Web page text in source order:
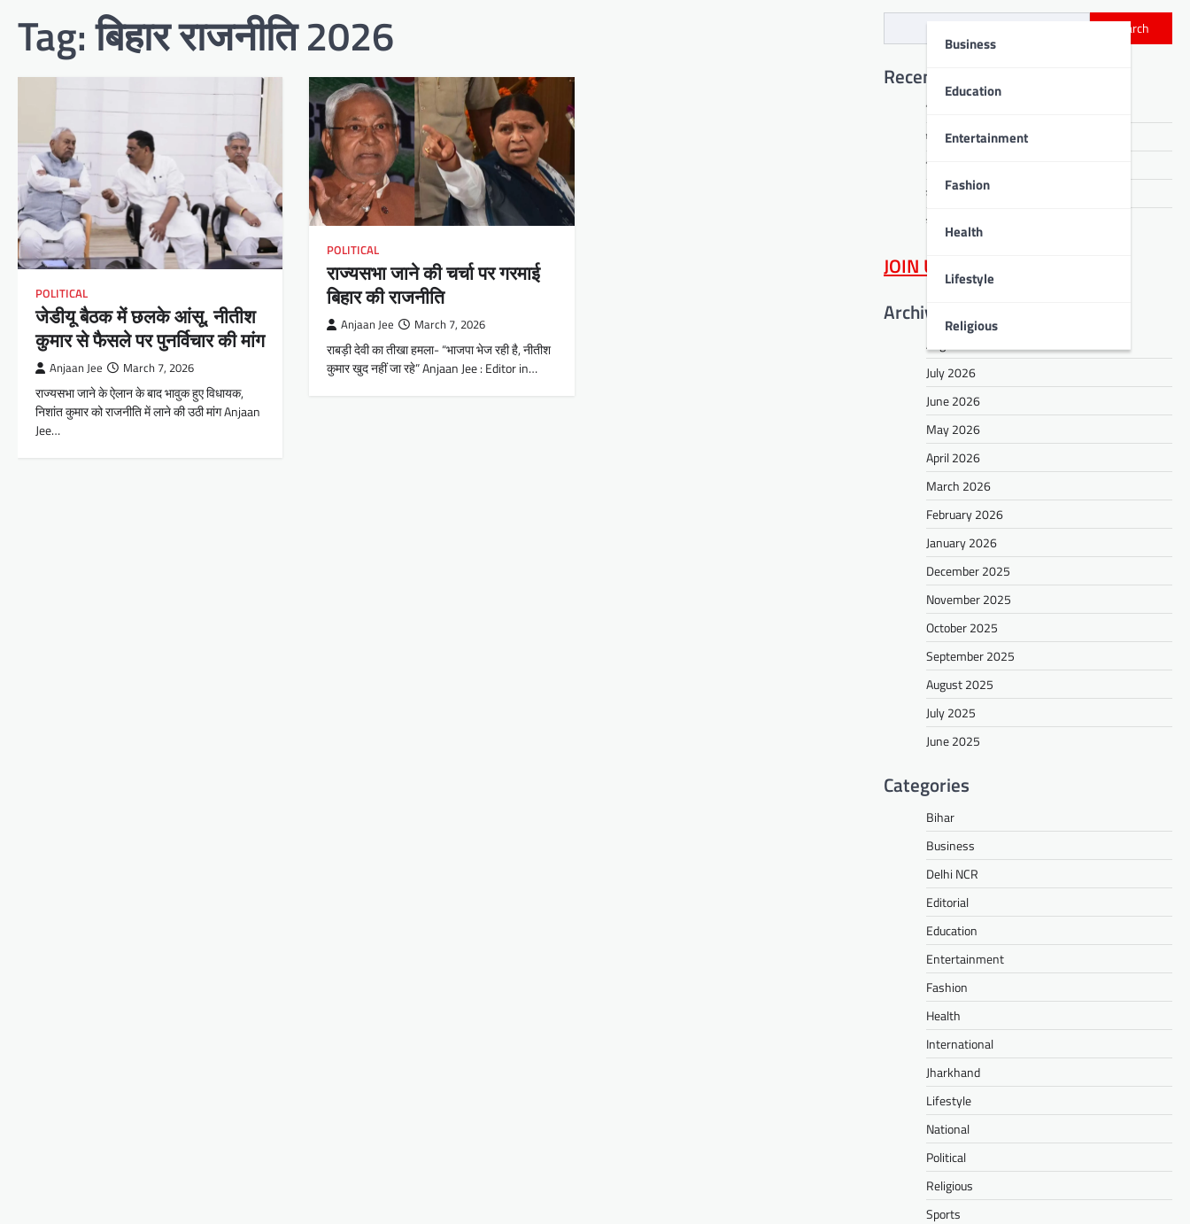
Business
Education
Entertainment
Fashion
Health
Lifestyle
Religious
Tag:बिहार राजनीति 2026
POLITICAL
जेडीयू बैठक में छलके आंसू, नीतीश
कुमार से फैसले पर पुनर्विचार की मांग
Anjaan Jee March 7, 2026
राज्यसभा जाने के ऐलान के बाद भावुक हुए विधायक,
निशांत कुमार को राजनीति में लाने की उठी मांग Anjaan
Jee…
POLITICAL
राज्यसभा जाने की चर्चा पर गरमाई
बिहार की राजनीति
Anjaan Jee March 7, 2026
राबड़ी देवी का तीखा हमला- “भाजपा भेज रही है, नीतीश
कुमार खुद नहीं जा रहे” Anjaan Jee : Editor in…
Search
Recent Posts
मिथिला अकादमी छात्र परिषद ने ली शपथ
एआई और कंप्यूटेशनल थिंकिंग पर कार्यशाला
तिरंगे संग हरियाली का संकल्प
दानापुर में सजा ‘हमार हुनर’ का मंच
नवाचार और समयानुकूल ज्ञान ही राष्ट्रीय धरोहर
JOIN US
Archives
August 2026
July 2026
June 2026
May 2026
April 2026
March 2026
February 2026
January 2026
December 2025
November 2025
October 2025
September 2025
August 2025
July 2025
June 2025
Categories
Bihar
Business
Delhi NCR
Editorial
Education
Entertainment
Fashion
Health
International
Jharkhand
Lifestyle
National
Political
Religious
Sports